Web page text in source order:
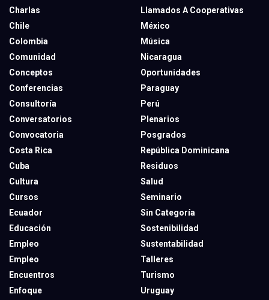
Charlas
Chile
Colombia
Comunidad
Conceptos
Conferencias
Consultoría
Conversatorios
Convocatoria
Costa Rica
Cuba
Cultura
Cursos
Ecuador
Educación
Empleo
Empleo
Encuentros
Enfoque
Llamados A Cooperativas
México
Música
Nicaragua
Oportunidades
Paraguay
Perú
Plenarios
Posgrados
República Dominicana
Residuos
Salud
Seminario
Sin Categoría
Sostenibilidad
Sustentabilidad
Talleres
Turismo
Uruguay